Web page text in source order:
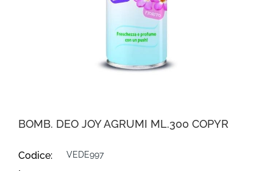
BOMB. DEO JOY AGRUMI ML.300 COPYR
Codice: VEDE997